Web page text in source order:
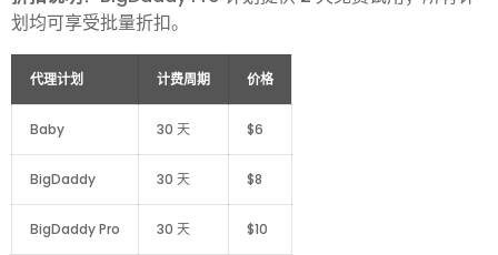
划均可享受批量折扣。
代理计划 计费周期 价格
Baby 30 天 $6
BigDaddy 30 天 $8
BigDaddy Pro 30 天 $10